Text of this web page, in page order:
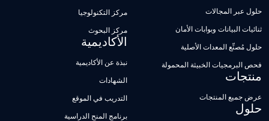
حلول عبر المجالات
ثنائيات البيانات وبوابات الأمان
حلول مُصنِّع المعدات الأصلية
فحص البرمجيات الخبيثة المحمولة
منتجات
عرض جميع المنتجات
حلول
مركز التكنولوجيا
مركز البحوث
الأكاديمية
نبذة عن الأكاديمية
الشهادات
التدريب في الموقع
برنامج المنح الدراسية